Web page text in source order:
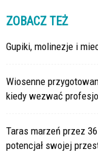
ZOBACZ TEŻ
Gupiki, molinezje i
Wiosenne
kiedy wezwać
Taras marzeń przez
potencjał swojej